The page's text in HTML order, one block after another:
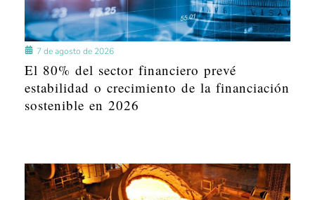
7 de agosto de 2026
El 80% del sector financiero prevé
estabilidad o crecimiento de la financiación
sostenible en 2026